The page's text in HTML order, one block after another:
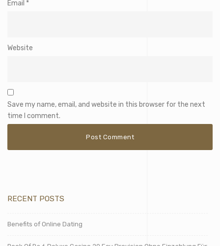
Email *
Website
Save my name, email, and website in this browser for the next
time I comment.
RECENT POSTS
Benefits of Online Dating